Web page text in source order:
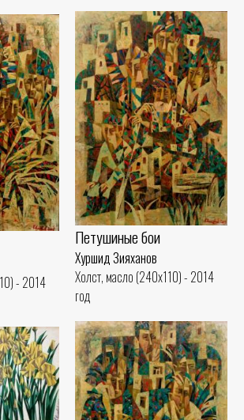
Петушиные бои
Хуршид Зияханов
Холст, масло (240x110) - 2014
год
- 2014